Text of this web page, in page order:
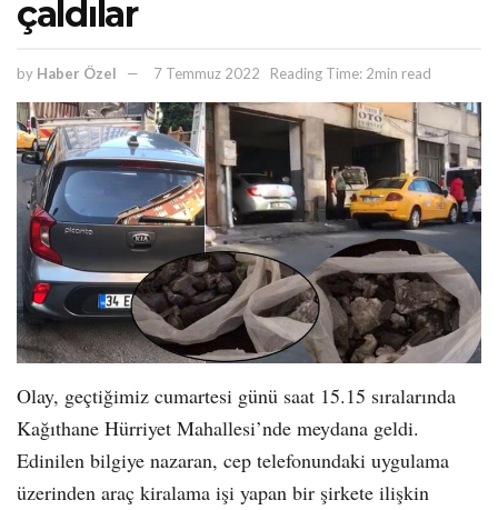
çaldılar
by Haber Özel 7 Temmuz 2022 Reading Time: 2min read
Olay, geçtiğimiz cumartesi günü saat 15.15 sıralarında
Kağıthane Hürriyet Mahallesi’nde meydana geldi.
Edinilen bilgiye nazaran, cep telefonundaki uygulama
üzerinden araç kiralama işi yapan bir şirkete ilişkin